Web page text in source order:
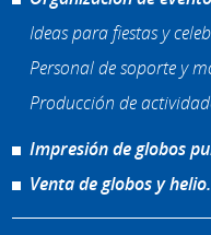
Ideas para fiestas y
Personal de soporte y
Producción de
Impresión de globos
Venta de globos y